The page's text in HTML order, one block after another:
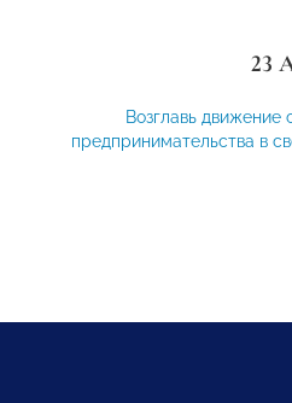
23
Возглавь движение
предпринимательства в